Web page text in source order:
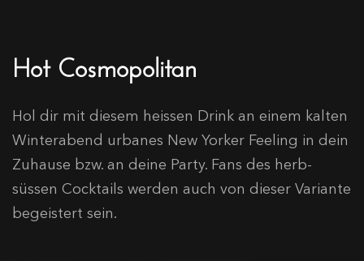
Hot Cosmopolitan
Hol dir mit diesem heissen Drink an einem kalten
Winterabend urbanes New Yorker Feeling in dein
Zuhause bzw. an deine Party. Fans des herb-
süssen Cocktails werden auch von dieser Variante
begeistert sein.